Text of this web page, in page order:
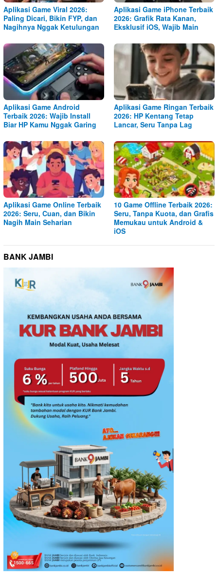
Aplikasi Game Viral 2026:
Paling Dicari, Bikin FYP, dan
Nagihnya Nggak Ketulungan
Aplikasi Game iPhone Terbaik
2026: Grafik Rata Kanan,
Eksklusif iOS, Wajib Main
Aplikasi Game Android
Terbaik 2026: Wajib Install
Biar HP Kamu Nggak Garing
Aplikasi Game Ringan Terbaik
2026: HP Kentang Tetap
Lancar, Seru Tanpa Lag
Aplikasi Game Online Terbaik
2026: Seru, Cuan, dan Bikin
Nagih Main Seharian
10 Game Offline Terbaik 2026:
Seru, Tanpa Kuota, dan Grafis
Memukau untuk Android &
iOS
BANK JAMBI